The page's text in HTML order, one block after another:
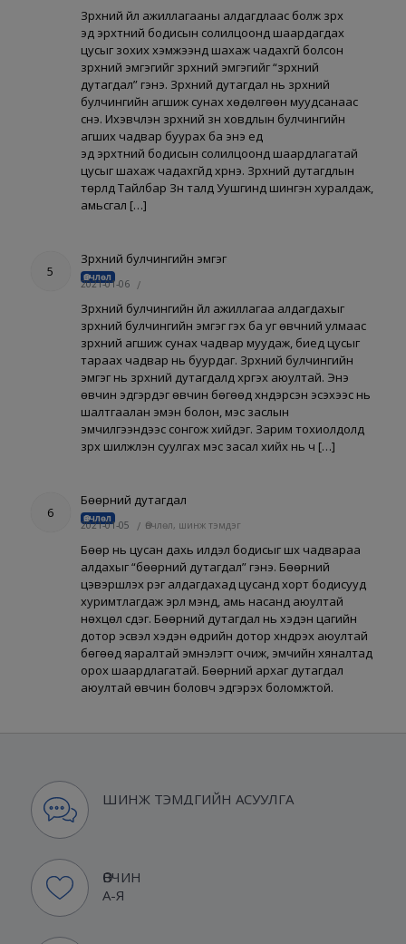
Зүрхний үйл ажиллагааны алдагдлаас болж зүрх
эд эрхтний бодисын солилцоонд шаардагдах
цусыг зохих хэмжээнд шахаж чадахгүй болсон
зүрхний эмгэгийг зүрхний эмгэгийг “зүрхний
дутагдал” гэнэ. Зүрхний дутагдал нь зүрхний
булчингийн агшиж сунах хөдөлгөөн муудсанаас
үүснэ. Ихэвчлэн зүрхний зүүн ховдлын булчингийн
агших чадвар буурах ба энэ үед
эд эрхтний бодисын солилцоонд шаардлагатай
цусыг шахаж чадахгүйд хүрнэ. Зүрхний дутагдлын
төрлүүд Тайлбар Зүүн талд Уушгинд шингэн хуралдаж,
амьсгал […]
5
Зүрхний булчингийн эмгэг
Өвчлөл
2021-01-06 /
Зүрхний булчингийн үйл ажиллагаа алдагдахыг
зүрхний булчингийн эмгэг гэх ба уг өвчний улмаас
зүрхний агшиж сунах чадвар муудаж, биед цусыг
тараах чадвар нь буурдаг. Зүрхний булчингийн
эмгэг нь зүрхний дутагдалд хүргэх аюултай. Энэ
өвчин эдгэрдэг өвчин бөгөөд хүндэрсэн эсэхээс нь
шалтгаалан эмэн болон, мэс заслын
эмчилгээнүүдээс сонгож хийдэг. Зарим тохиолдолд
зүрх шилжүүлэн суулгах мэс засал хийх нь ч […]
6
Бөөрний дутагдал
Өвчлөл
2021-01-05 / Өвчлөл, шинж тэмдэг
Бөөр нь цусан дахь илүүдэл бодисыг шүүх чадвараа
алдахыг “бөөрний дутагдал” гэнэ. Бөөрний
цэвэршүүлэх үүрэг алдагдахад цусанд хорт бодисууд
хуримтлагдаж эрүүл мэнд, амь насанд аюултай
нөхцөл үүсдэг. Бөөрний дутагдал нь хэдэн цагийн
дотор эсвэл хэдэн өдрийн дотор хүндрэх аюултай
бөгөөд яаралтай эмнэлэгт очиж, эмчийн хяналтад
орох шаардлагатай. Бөөрний архаг дутагдал
аюултай өвчин боловч эдгэрэх боломжтой.
ШИНЖ ТЭМДГИЙН АСУУЛГА
ӨВЧИН
А-Я